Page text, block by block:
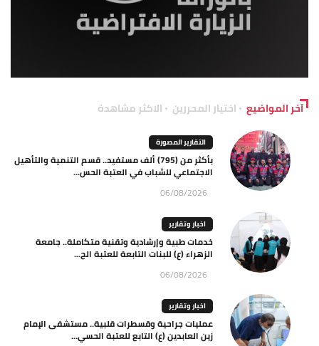
آخر المواضيع اختيار المحررين الاكثر مشاهدة
التقارير المصورة
بأكثر من (795) ألف مستفيد.. قسم التنمية والتأهيل
الاجتماعي للشباب في العتبة الحس...
06/08/2026
اخبار وتقارير
خدمات طبية وإرشادية وتقنية متكاملة.. جامعة
الزهراء (ع) للبنات التابعة للعتبة الح...
06/08/2026
اخبار وتقارير
عمليات جراحية وقسطرات قلبية.. مستشفى الإمام
زين العابدين (ع) التابع للعتبة الحسي...